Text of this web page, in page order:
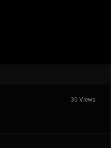
30 Views